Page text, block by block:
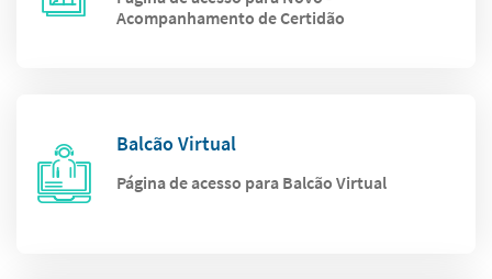
Acompanhamento de Certidão
Balcão Virtual
Página de acesso para Balcão Virtual